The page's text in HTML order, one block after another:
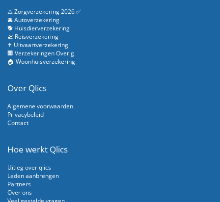
⚠️ Zorgverzekering 2026 ✅
🚘 Autoverzekering
🐕 Huisdierverzekering
🛫 Reisverzekering
✝️ Uitvaartverzekering
🏢 Verzekeringen Overig
🏠 Woonhuisverzekering
Over Qlics
Algemene voorwaarden
Privacybeleid
Contact
Hoe werkt Qlics
Uitleg over qlics
Leden aanbrengen
Partners
Over ons